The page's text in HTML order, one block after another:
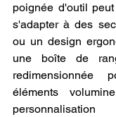
poignée d'outil
s'adapter à des
ou un design
une boîte de
redimensionnée
éléments